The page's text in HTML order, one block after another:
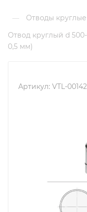
— Отводы
Отвод круглый d
0,5 мм)
Артикул: VTL-